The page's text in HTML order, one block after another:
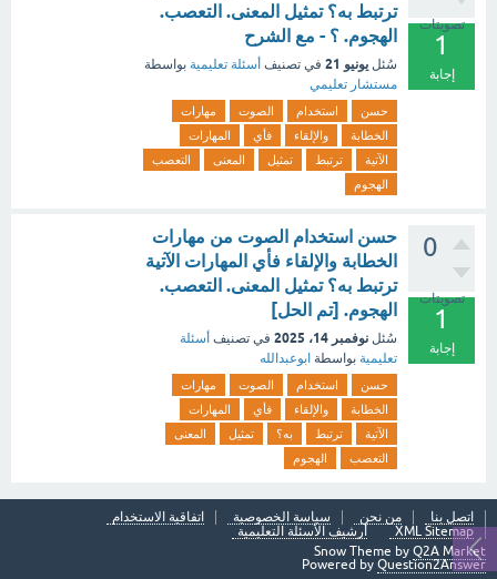
تصويتات
1
إجابة
ترتبط به؟ تمثيل المعنى. التعصب.
الهجوم. ؟ - مع الشرح
سُئل يونيو 21 في تصنيف أسئلة تعليمية بواسطة
مستشار تعليمي
حسن استخدام الصوت
مهارات
الخطابة
والإلقاء فأي
المهارات
الآتية
ترتبط تمثيل المعنى
التعصب
الهجوم
0
تصويتات
1
إجابة
حسن استخدام الصوت من مهارات
الخطابة والإلقاء فأي المهارات الآتية
ترتبط به؟ تمثيل المعنى. التعصب.
الهجوم. [تم الحل]
سُئل نوفمبر 14، 2025 في تصنيف أسئلة
تعليمية بواسطة ابوعبدالله
حسن استخدام الصوت
مهارات
الخطابة
والإلقاء فأي
المهارات
الآتية
ترتبط به؟ تمثيل
المعنى
التعصب
الهجوم
اتصل بنا من نحن سياسة الخصوصية
اتفاقية الاستخدام
XML Sitemap
أرشيف الأسئلة التعليمية
Snow Theme by Q2A Market
Powered by Question2Answer